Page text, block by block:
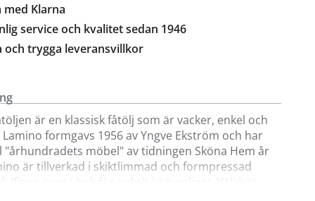
med Klarna
service och kvalitet sedan 1946
och trygga leveransvillkor
är en klassisk fåtölj som är vacker, enkel och
formgavs 1956 av Yngve Ekström och har
"århundradets möbel" av tidningen Sköna Hem år
är tillverkad i skiktlimmad och formpressad
(finns även i bok för enkelt köp online). Välj här
olika fina färger av fårskinnsklädsel; Scandinavian